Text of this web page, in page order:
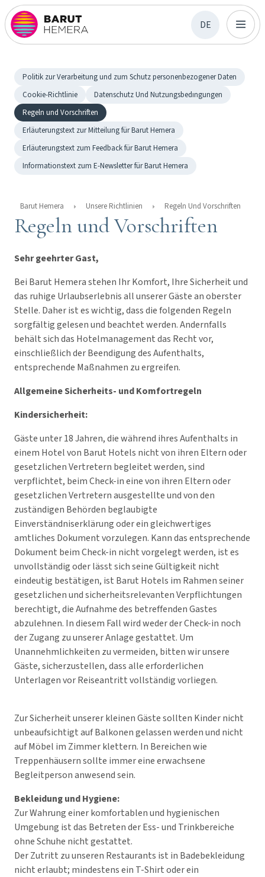
DE
Politik zur Verarbeitung und zum Schutz personenbezogener Daten
Cookie-Richtlinie
Datenschutz Und Nutzungsbedıngungen
Regeln und Vorschriften
Erläuterungstext zur Mitteilung für Barut Hemera
Erläuterungstext zum Feedback für Barut Hemera
Informationstext zum E-Newsletter für Barut Hemera
Barut Hemera Unsere Richtlinien Regeln Und Vorschriften
Regeln und Vorschriften
Sehr geehrter Gast,
Bei Barut Hemera stehen Ihr Komfort, Ihre Sicherheit und
das ruhige Urlaubserlebnis all unserer Gäste an oberster
Stelle. Daher ist es wichtig, dass die folgenden Regeln
sorgfältig gelesen und beachtet werden. Andernfalls
behält sich das Hotelmanagement das Recht vor,
einschließlich der Beendigung des Aufenthalts,
entsprechende Maßnahmen zu ergreifen.
Allgemeine Sicherheits- und Komfortregeln
Kindersicherheit:
Gäste unter 18 Jahren, die während ihres Aufenthalts in
einem Hotel von Barut Hotels nicht von ihren Eltern oder
gesetzlichen Vertretern begleitet werden, sind
verpflichtet, beim Check-in eine von ihren Eltern oder
gesetzlichen Vertretern ausgestellte und von den
zuständigen Behörden beglaubigte
Einverständniserklärung oder ein gleichwertiges
amtliches Dokument vorzulegen. Kann das entsprechende
Dokument beim Check-in nicht vorgelegt werden, ist es
unvollständig oder lässt sich seine Gültigkeit nicht
eindeutig bestätigen, ist Barut Hotels im Rahmen seiner
gesetzlichen und sicherheitsrelevanten Verpflichtungen
berechtigt, die Aufnahme des betreffenden Gastes
abzulehnen. In diesem Fall wird weder der Check-in noch
der Zugang zu unserer Anlage gestattet. Um
Unannehmlichkeiten zu vermeiden, bitten wir unsere
Gäste, sicherzustellen, dass alle erforderlichen
Unterlagen vor Reiseantritt vollständig vorliegen.
Zur Sicherheit unserer kleinen Gäste sollten Kinder nicht
unbeaufsichtigt auf Balkonen gelassen werden und nicht
auf Möbel im Zimmer klettern. In Bereichen wie
Treppenhäusern sollte immer eine erwachsene
Begleitperson anwesend sein.
Bekleidung und Hygiene:
Zur Wahrung einer komfortablen und hygienischen
Umgebung ist das Betreten der Ess- und Trinkbereiche
ohne Schuhe nicht gestattet.
Der Zutritt zu unseren Restaurants ist in Badebekleidung
nicht erlaubt; mindestens ein T-Shirt oder ein